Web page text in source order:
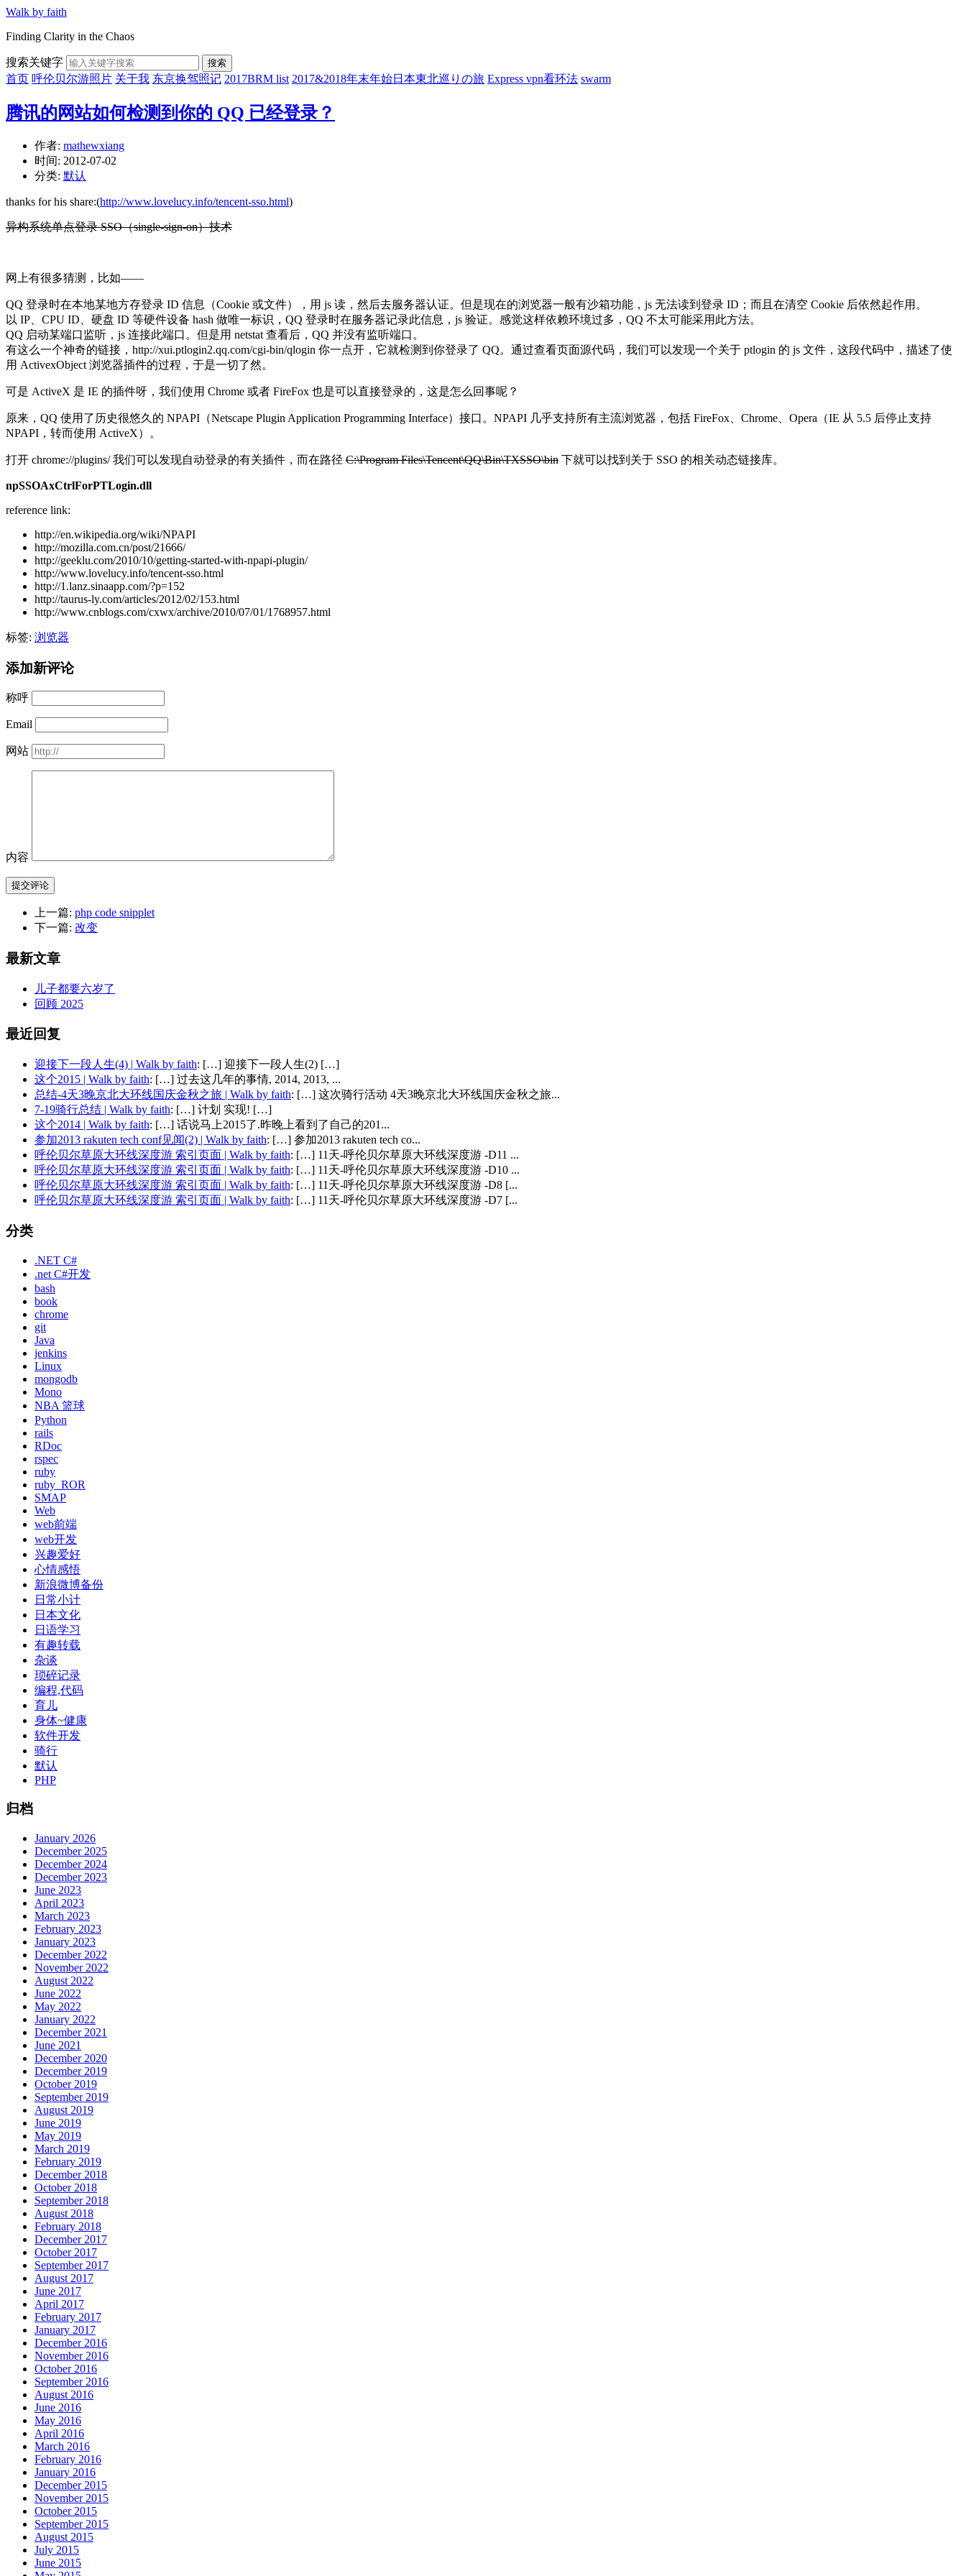
Walk by faith
Finding Clarity in the Chaos
搜索关键字 搜索
首页 呼伦贝尔游照片 关于我 东京换驾照记 2017BRM list 2017&2018年末年始日本東北巡りの旅 Express vpn看环法 swarm
腾讯的网站如何检测到你的 QQ 已经登录？
作者: mathewxiang
时间: 2012-07-02
分类: 默认
thanks for his share:(http://www.lovelucy.info/tencent-sso.html)
异构系统单点登录 SSO（single-sign-on）技术
网上有很多猜测，比如——
QQ 登录时在本地某地方存登录 ID 信息（Cookie 或文件），用 js 读，然后去服务器认证。但是现在的浏览器一般有沙箱功能，js 无法读到登录 ID；而且在清空 Cookie 后依然起作用。
以 IP、CPU ID、硬盘 ID 等硬件设备 hash 做唯一标识，QQ 登录时在服务器记录此信息，js 验证。感觉这样依赖环境过多，QQ 不太可能采用此方法。
QQ 启动某端口监听，js 连接此端口。但是用 netstat 查看后，QQ 并没有监听端口。
有这么一个神奇的链接，http://xui.ptlogin2.qq.com/cgi-bin/qlogin 你一点开，它就检测到你登录了 QQ。通过查看页面源代码，我们可以发现一个关于 ptlogin 的 js 文件，这段代码中，描述了使
用 ActivexObject 浏览器插件的过程，于是一切了然。
可是 ActiveX 是 IE 的插件呀，我们使用 Chrome 或者 FireFox 也是可以直接登录的，这是怎么回事呢？
原来，QQ 使用了历史很悠久的 NPAPI（Netscape Plugin Application Programming Interface）接口。NPAPI 几乎支持所有主流浏览器，包括 FireFox、Chrome、Opera（IE 从 5.5 后停止支持
NPAPI，转而使用 ActiveX）。
打开 chrome://plugins/ 我们可以发现自动登录的有关插件，而在路径 C:\Program Files\Tencent\QQ\Bin\TXSSO\bin 下就可以找到关于 SSO 的相关动态链接库。
npSSOAxCtrlForPTLogin.dll
reference link:
http://en.wikipedia.org/wiki/NPAPI
http://mozilla.com.cn/post/21666/
http://geeklu.com/2010/10/getting-started-with-npapi-plugin/
http://www.lovelucy.info/tencent-sso.html
http://1.lanz.sinaapp.com/?p=152
http://taurus-ly.com/articles/2012/02/153.html
http://www.cnblogs.com/cxwx/archive/2010/07/01/1768957.html
标签: 浏览器
添加新评论
称呼
Email
网站
内容
提交评论
上一篇: php code snipplet
下一篇: 改变
最新文章
儿子都要六岁了
回顾 2025
最近回复
迎接下一段人生(4) | Walk by faith: […] 迎接下一段人生(2) […]
这个2015 | Walk by faith: […] 过去这几年的事情, 2014, 2013, ...
总结-4天3晚京北大环线国庆金秋之旅 | Walk by faith: […] 这次骑行活动 4天3晚京北大环线国庆金秋之旅...
7-19骑行总结 | Walk by faith: […] 计划 实现! […]
这个2014 | Walk by faith: […] 话说马上2015了.昨晚上看到了自己的201...
参加2013 rakuten tech conf见闻(2) | Walk by faith: […] 参加2013 rakuten tech co...
呼伦贝尔草原大环线深度游 索引页面 | Walk by faith: […] 11天-呼伦贝尔草原大环线深度游 -D11 ...
呼伦贝尔草原大环线深度游 索引页面 | Walk by faith: […] 11天-呼伦贝尔草原大环线深度游 -D10 ...
呼伦贝尔草原大环线深度游 索引页面 | Walk by faith: […] 11天-呼伦贝尔草原大环线深度游 -D8 [...
呼伦贝尔草原大环线深度游 索引页面 | Walk by faith: […] 11天-呼伦贝尔草原大环线深度游 -D7 [...
分类
.NET C#
.net C#开发
bash
book
chrome
git
Java
jenkins
Linux
mongodb
Mono
NBA 篮球
Python
rails
RDoc
rspec
ruby
ruby_ROR
SMAP
Web
web前端
web开发
兴趣爱好
心情感悟
新浪微博备份
日常小计
日本文化
日语学习
有趣转载
杂谈
琐碎记录
编程,代码
育儿
身体~健康
软件开发
骑行
默认
PHP
归档
January 2026
December 2025
December 2024
December 2023
June 2023
April 2023
March 2023
February 2023
January 2023
December 2022
November 2022
August 2022
June 2022
May 2022
January 2022
December 2021
June 2021
December 2020
December 2019
October 2019
September 2019
August 2019
June 2019
May 2019
March 2019
February 2019
December 2018
October 2018
September 2018
August 2018
February 2018
December 2017
October 2017
September 2017
August 2017
June 2017
April 2017
February 2017
January 2017
December 2016
November 2016
October 2016
September 2016
August 2016
June 2016
May 2016
April 2016
March 2016
February 2016
January 2016
December 2015
November 2015
October 2015
September 2015
August 2015
July 2015
June 2015